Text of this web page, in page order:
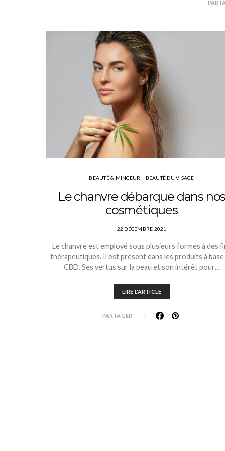
BEAUTÉ & MINCEUR BEAUTÉ DU VISAGE
Le chanvre débarque dans nos
cosmétiques
22 DÉCEMBRE 2021
Le chanvre est employé sous plusieurs formes à des
thérapeutiques. Il est présent dans les produits à base
CBD. Ses vertus sur la peau et son intérêt pour…
LIRE L'ARTICLE
PARTAGER